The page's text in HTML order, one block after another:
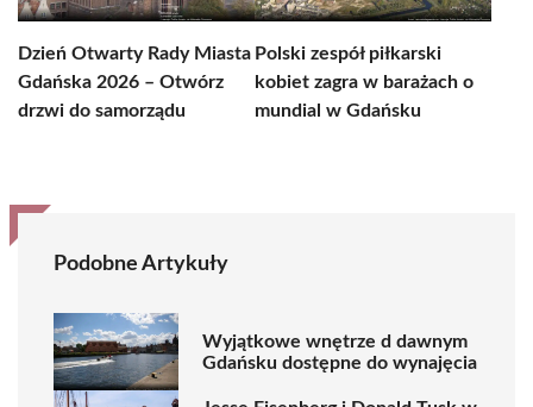
Dzień Otwarty Rady Miasta
Gdańska 2026 – Otwórz
drzwi do samorządu
Polski zespół piłkarski
kobiet zagra w barażach o
mundial w Gdańsku
Podobne Artykuły
Wyjątkowe wnętrze d dawnym
Gdańsku dostępne do wynajęcia